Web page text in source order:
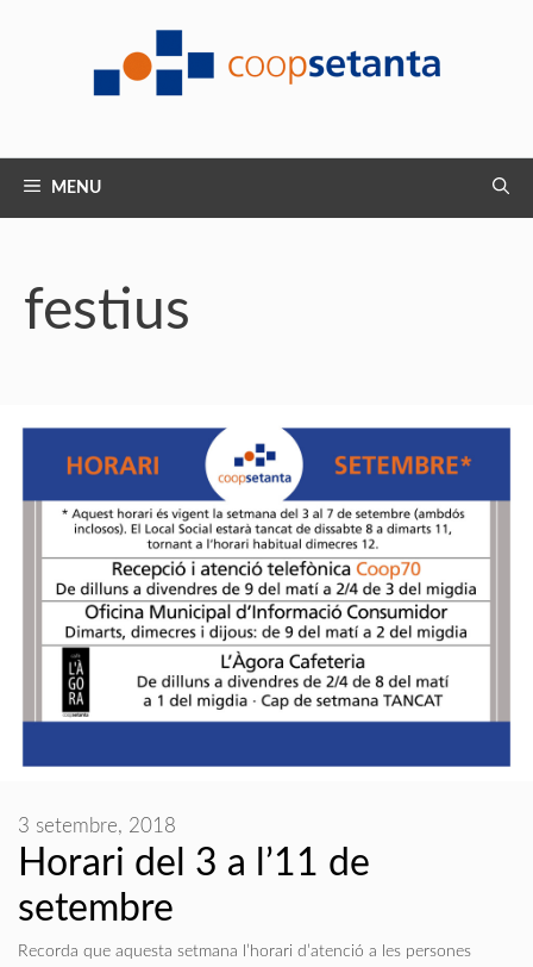
MENU
festius
Horari del 3 a l’11 de
setembre
3 setembre, 2018
Recorda que aquesta setmana l’horari d’atenció a les persones